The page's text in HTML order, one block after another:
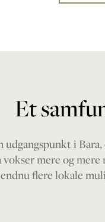
Et
udgangspunkt i
mere og
endnu flere lokale